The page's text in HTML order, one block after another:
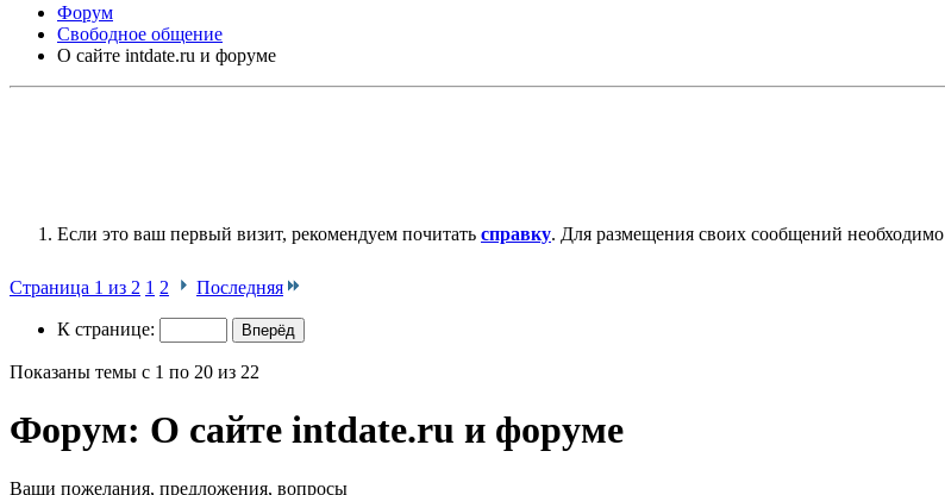
Форум
Свободное общение
О сайте intdate.ru и форуме
Если это ваш первый визит, рекомендуем почитать справку. Для размещения своих сообщений необходимо
Страница 1 из 2 1 2 Последняя
К странице:
Показаны темы с 1 по 20 из 22
Форум: О сайте intdate.ru и форуме
Ваши пожелания, предложения, вопросы